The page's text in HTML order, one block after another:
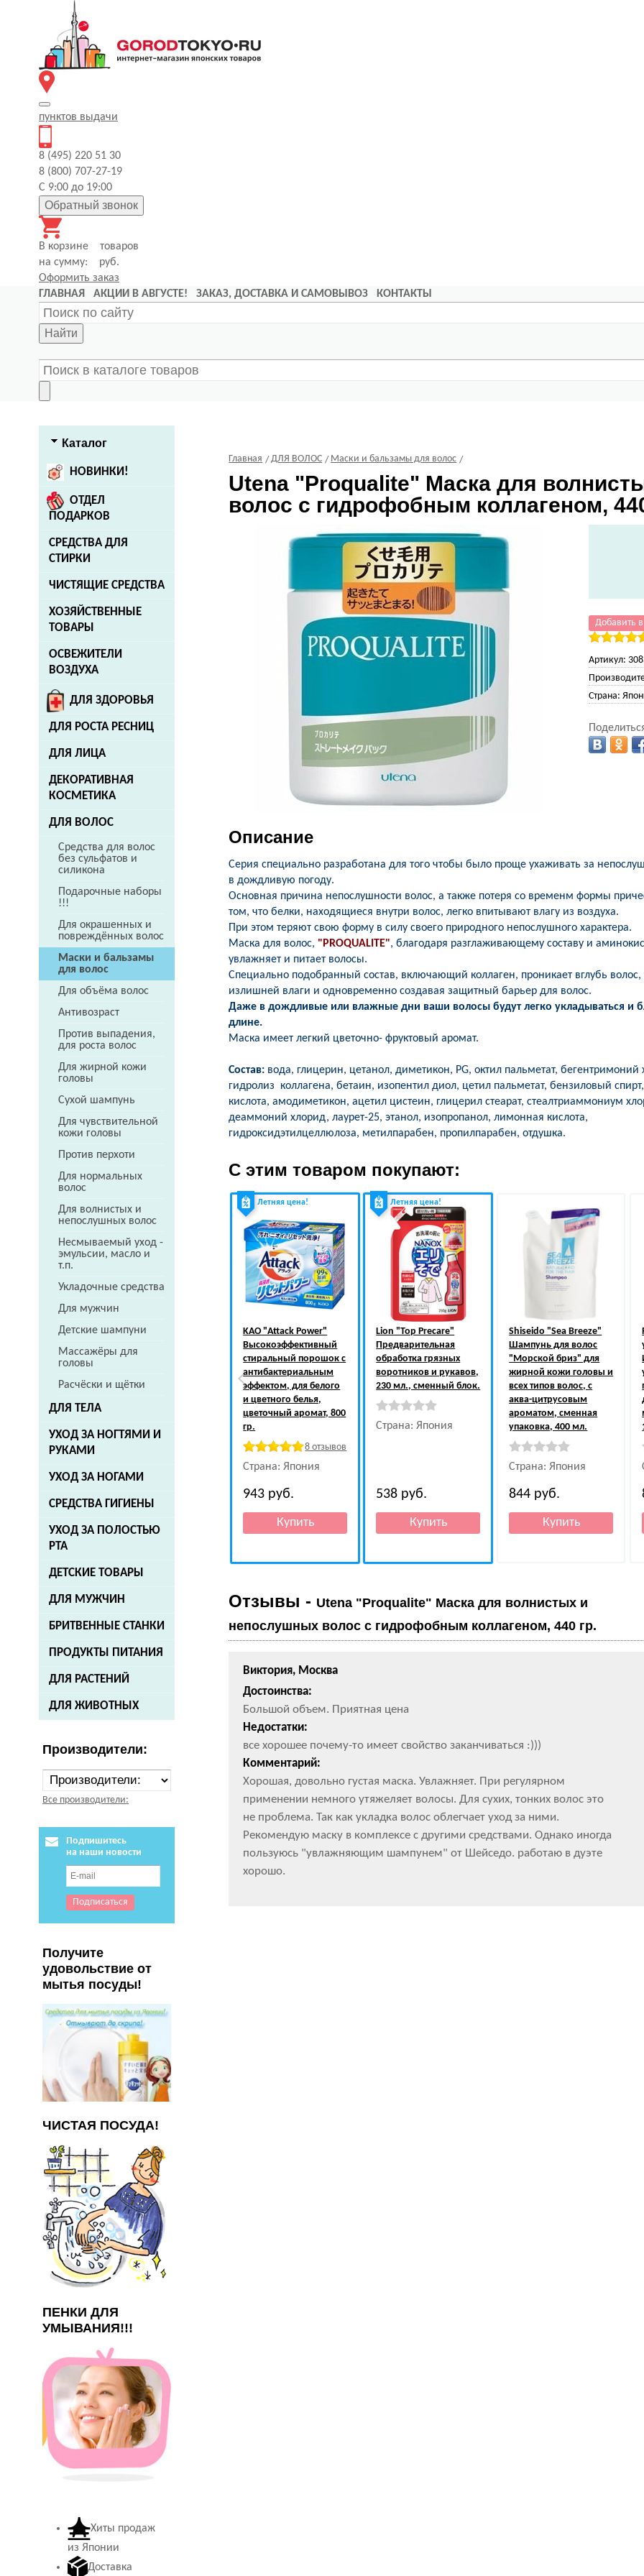
пунктов выдачи
8 (495) 220 51 30
8 (800) 707-27-19
С 9:00 до 19:00
Обратный звонок
В корзине
товаров
на сумму:
руб.
Оформить заказ
ГЛАВНАЯ
АКЦИИ В АВГУСТЕ! ЗАКАЗ, ДОСТАВКА И САМОВЫВОЗ КОНТАКТЫ
Найти
Каталог
НОВИНКИ!
ОТДЕЛ
ПОДАРКОВ
СРЕДСТВА ДЛЯ
СТИРКИ
ЧИСТЯЩИЕ СРЕДСТВА
ХОЗЯЙСТВЕННЫЕ
ТОВАРЫ
ОСВЕЖИТЕЛИ
ВОЗДУХА
ДЛЯ ЗДОРОВЬЯ
ДЛЯ РОСТА РЕСНИЦ
ДЛЯ ЛИЦА
ДЕКОРАТИВНАЯ
КОСМЕТИКА
ДЛЯ ВОЛОС
Средства для волос
без сульфатов и
силикона
Подарочные наборы
!!!
Для окрашенных и
повреждённых волос
Маски и бальзамы
для волос
Для объёма волос
Антивозраст
Против выпадения,
для роста волос
Для жирной кожи
головы
Сухой шампунь
Для чувствительной
кожи головы
Против перхоти
Для нормальных
волос
Для волнистых и
непослушных волос
Несмываемый уход -
эмульсии, масло и
т.п.
Укладочные средства
Для мужчин
Детские шампуни
Массажёры для
головы
Расчёски и щётки
ДЛЯ ТЕЛА
УХОД ЗА НОГТЯМИ И
РУКАМИ
УХОД ЗА НОГАМИ
СРЕДСТВА ГИГИЕНЫ
УХОД ЗА ПОЛОСТЬЮ
РТА
ДЕТСКИЕ ТОВАРЫ
ДЛЯ МУЖЧИН
БРИТВЕННЫЕ СТАНКИ
ПРОДУКТЫ ПИТАНИЯ
ДЛЯ РАСТЕНИЙ
ДЛЯ ЖИВОТНЫХ
Производители:
Все производители:
Подпишитесь
на наши новости
Получите
удовольствие от
мытья посуды!
ЧИСТАЯ ПОСУДА!
ПЕНКИ ДЛЯ
УМЫВАНИЯ!!!
Главная ДЛЯ ВОЛОС Маски и бальзамы для волос
Utena "Proqualite" Маска для
волос с гидрофобным коллагеном,
Добавить
Артикул:
Страна:
Описание
Серия специально разработана для того чтобы было проще ухаживать за
в дождливую погоду.
Основная причина непослушности волос, а также потеря со временм формы
том, что белки, находящиеся внутри волос, легко впитывают влагу из воздуха.
При этом теряют свою форму в силу своего природного непослушного характера.
Маска для волос, "PROQUALITE", благодаря разглаживающему составу и
увлажняет и питает волосы.
Специально подобранный состав, включающий коллаген, проникает вглубь
излишней влаги и одновременно создавая защитный барьер для волос.
Даже в дождливые или влажные дни ваши волосы будут легко укладываться и
длине.
Маска имеет легкий цветочно- фруктовый аромат.
Состав: вода, глицерин, цетанол, диметикон, PG, октил пальметат, бегентримоний
гидролиз коллагена, бетаин, изопентил диол, цетил пальметат, бензиловый
кислота, амодиметикон, ацетил цистеин, глицерил стеарат, стеалтриаммониум
деаммоний хлорид, лаурет-25, этанол, изопропанол, лимонная кислота,
гидроксидэтилцеллюлоза, метилпарабен, пропилпарабен, отдушка.
С этим товаром покупают:
Летняя цена!
KAO"Attack Power"
Высокоэффективный
стиральный порошок с
антибактериальным
эффектом, для белого
и цветного белья,
цветочный аромат, 800
гр.
8 отзывов
Страна: Япония
943 руб.
Летняя цена!
Lion "Top Precare"
Предварительная
обработка грязных
воротников и рукавов,
230 мл., сменный блок.
Страна: Япония
538 руб.
Shiseido "Sea Breeze"
Шампунь для волос
"Морской бриз" для
жирной кожи головы и
всех типов волос, с
аква-цитрусовым
ароматом, сменная
упаковка, 400 мл.
Страна: Япония
844 руб.
Отзывы - Utena "Proqualite" Маска для волнистых и
непослушных волос с гидрофобным коллагеном, 440 гр.
Виктория, Москва
Достоинства:
Большой объем. Приятная цена
Недостатки:
все хорошее почему-то имеет свойство заканчиваться :)))
Комментарий:
Хорошая, довольно густая маска. Увлажняет. При регулярном
применении немного утяжеляет волосы. Для сухих, тонких волос это
не проблема. Так как укладка волос облегчает уход за ними.
Рекомендую маску в комплексе с другими средствами. Однако иногда
пользуюсь "увлажняющим шампунем" от Шейседо. работаю в дуэте
хорошо.
Хиты продаж
из Японии
Доставка